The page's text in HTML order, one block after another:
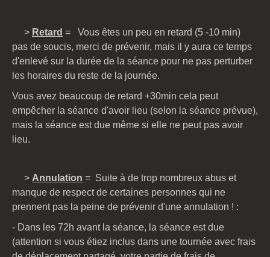
> Retard = Vous êtes un peu en retard (5 -10 min)
pas de soucis, merci de prévenir, mais il y aura ce temps
d'enlevé sur la durée de la séance pour ne pas perturber
les horaires du reste de la journée.
Vous avez beaucoup de retard +30min cela peut
empêcher la séance d'avoir lieu (selon la séance prévue),
mais la séance est due même si elle ne peut pas avoir
lieu.
> Annulation = Suite à de trop nombreux abus et
manque de respect de certaines personnes qui ne
prennent pas la peine de prévenir d'une annulation ! :
- Dans les 72h avant la séance, la séance est due
(attention si vous étiez inclus dans une tournée avec frais